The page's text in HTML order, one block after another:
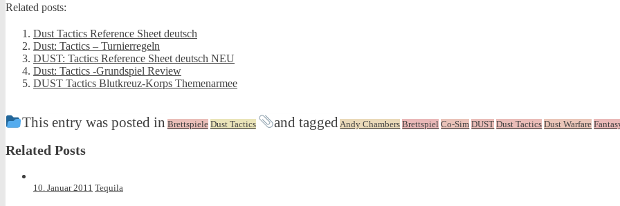
Related posts:
Dust Tactics Reference Sheet deutsch
Dust: Tactics – Turnierregeln
DUST: Tactics Reference Sheet deutsch NEU
Dust: Tactics -Grundspiel Review
DUST Tactics Blutkreuz-Korps Themenarmee
This entry was posted in Brettspiele Dust Tactics and tagged Andy Chambers Brettspiel Co-Sim DUST Dust Tactics Dust Warfare
Related Posts
10. Januar 2011 Tequila